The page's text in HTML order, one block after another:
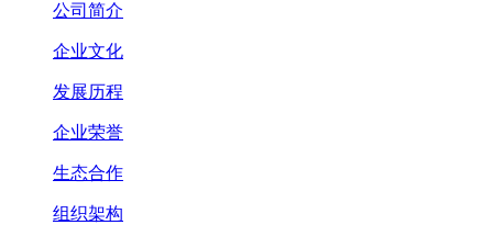
公司简介
企业文化
发展历程
企业荣誉
生态合作
组织架构